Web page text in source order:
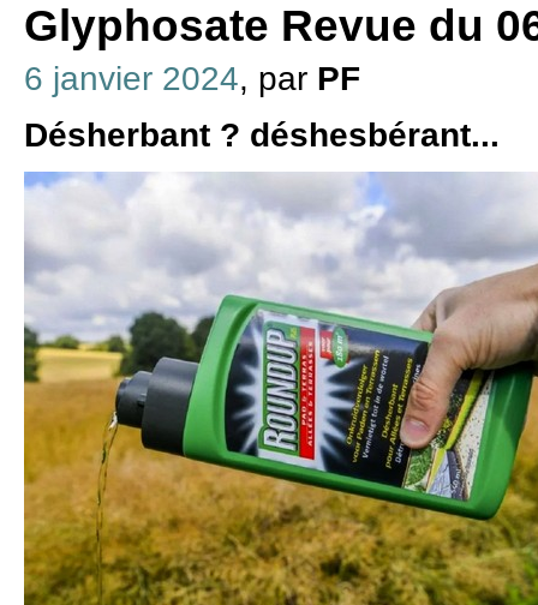
Glyphosate Revue du
6 janvier 2024, par PF
Désherbant ? déshesbérant...